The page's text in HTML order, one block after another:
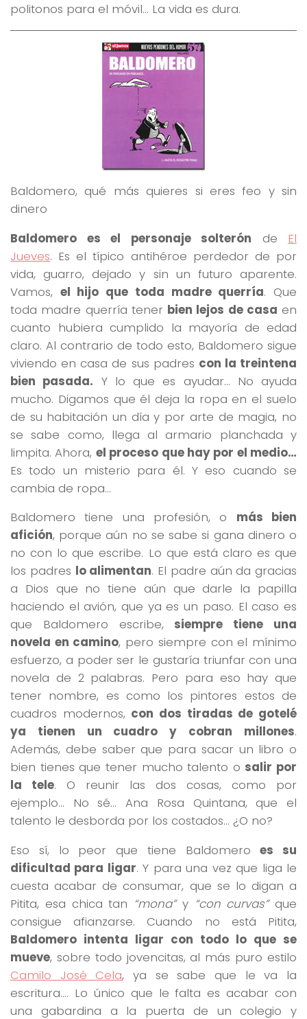
politonos para el móvil… La vida es dura.
Baldomero, qué más quieres si eres feo y sin
dinero
Baldomero es el personaje solterón de El
Jueves. Es el típico antihéroe perdedor de por
vida, guarro, dejado y sin un futuro aparente.
Vamos, el hijo que toda madre querría. Que
toda madre querría tener bien lejos de casa en
cuanto hubiera cumplido la mayoría de edad
claro. Al contrario de todo esto, Baldomero sigue
viviendo en casa de sus padres con la treintena
bien pasada. Y lo que es ayudar… No ayuda
mucho. Digamos que él deja la ropa en el suelo
de su habitación un día y por arte de magia, no
se sabe como, llega al armario planchada y
limpita. Ahora, el proceso que hay por el medio…
Es todo un misterio para él. Y eso cuando se
cambia de ropa…
Baldomero tiene una profesión, o más bien
afición, porque aún no se sabe si gana dinero o
no con lo que escribe. Lo que está claro es que
los padres lo alimentan. El padre aún da gracias
a Dios que no tiene aún que darle la papilla
haciendo el avión, que ya es un paso. El caso es
que Baldomero escribe, siempre tiene una
novela en camino, pero siempre con el mínimo
esfuerzo, a poder ser le gustaría triunfar con una
novela de 2 palabras. Pero para eso hay que
tener nombre, es como los pintores estos de
cuadros modernos, con dos tiradas de gotelé
ya tienen un cuadro y cobran millones.
Además, debe saber que para sacar un libro o
bien tienes que tener mucho talento o salir por
la tele. O reunir las dos cosas, como por
ejemplo… No sé…Ana Rosa Quintana, que el
talento le desborda por los costados… ¿O no?
Eso sí, lo peor que tiene Baldomeroes su
dificultad para ligar. Y para una vez que liga le
cuesta acabar de consumar, que se lo digan a
Pitita, esa chica tan “mona”y “con curvas”que
consigue afianzarse. Cuando no está Pitita,
Baldomero intenta ligar con todo lo que se
mueve, sobre todo jovencitas, al más puro estilo
Camilo José Cela, ya se sabe que le va la
escritura…. Lo único que le falta es acabar con
una gabardina a la puerta de un colegio y